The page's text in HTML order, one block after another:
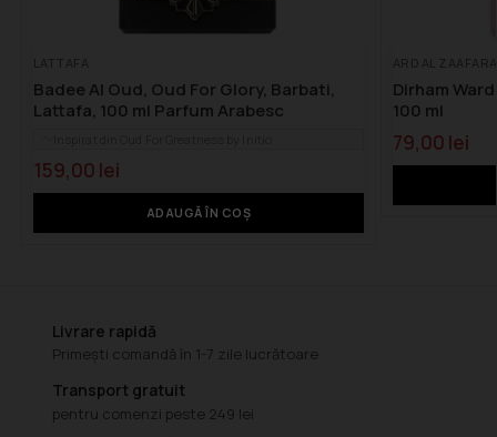
Badee Al Oud, Oud For Glory, Barbati,
Lattafa, 100 ml Parfum Arabesc
159,00 lei
ADAUGĂ ÎN COȘ
Dirham
100 ml
79,00 lei
Livrare rapidă
Primești comandă în 1-7 zile lucrătoare
Transport gratuit
pentru comenzi peste 249 lei